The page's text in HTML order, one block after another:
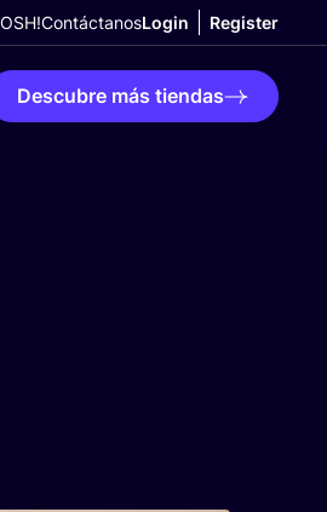
ContáctanosLogin Register
Descubre más tiendas